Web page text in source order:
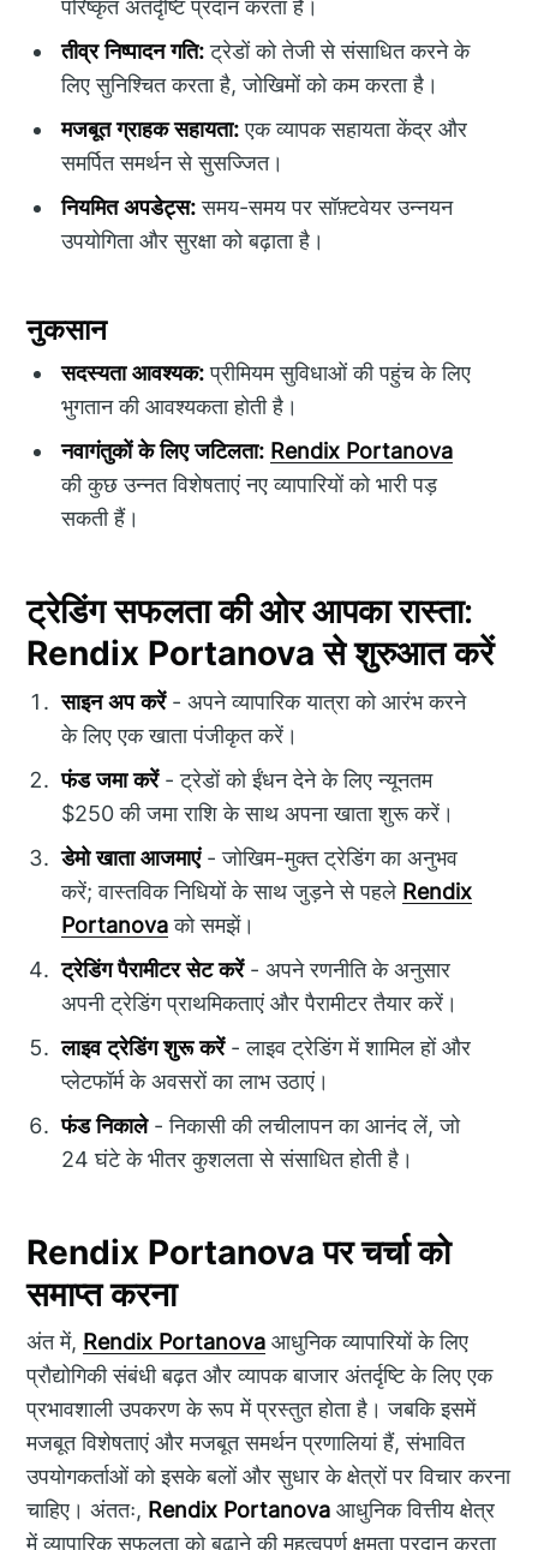
परिष्कृत अंतर्दृष्टि प्रदान करता है।
तीव्र निष्पादन गति:ट्रेडों को तेजी से संसाधित करने के
लिए सुनिश्चित करता है, जोखिमों को कम करता है।
मजबूत ग्राहक सहायता:एक व्यापक सहायता केंद्र और
समर्पित समर्थन से सुसज्जित।
नियमित अपडेट्स:समय-समय पर सॉफ़्टवेयर उन्नयन
उपयोगिता और सुरक्षा को बढ़ाता है।
नुकसान
सदस्यता आवश्यक:प्रीमियम सुविधाओं की पहुंच के लिए
भुगतान की आवश्यकता होती है।
नवागंतुकों के लिए जटिलता: Rendix Portanova
की कुछ उन्नत विशेषताएं नए व्यापारियों को भारी पड़
सकती हैं।
ट्रेडिंग सफलता की ओर आपका रास्ता:
Rendix Portanova से शुरुआत करें
साइन अप करें- अपने व्यापारिक यात्रा को आरंभ करने
के लिए एक खाता पंजीकृत करें।
फंड जमा करें- ट्रेडों को ईंधन देने के लिए न्यूनतम
$250 की जमा राशि के साथ अपना खाता शुरू करें।
डेमो खाता आजमाएं- जोखिम-मुक्त ट्रेडिंग का अनुभव
करें; वास्तविक निधियों के साथ जुड़ने से पहले Rendix
Portanovaको समझें।
ट्रेडिंग पैरामीटर सेट करें- अपने रणनीति के अनुसार
अपनी ट्रेडिंग प्राथमिकताएं और पैरामीटर तैयार करें।
लाइव ट्रेडिंग शुरू करें- लाइव ट्रेडिंग में शामिल हों और
प्लेटफॉर्म के अवसरों का लाभ उठाएं।
फंड निकाले- निकासी की लचीलापन का आनंद लें, जो
24 घंटे के भीतर कुशलता से संसाधित होती है।
Rendix Portanova पर चर्चा को
समाप्त करना
अंत में, Rendix Portanova आधुनिक व्यापारियों के लिए
प्रौद्योगिकी संबंधी बढ़त और व्यापक बाजार अंतर्दृष्टि के लिए एक
प्रभावशाली उपकरण के रूप में प्रस्तुत होता है। जबकि इसमें
मजबूत विशेषताएं और मजबूत समर्थन प्रणालियां हैं, संभावित
उपयोगकर्ताओं को इसके बलों और सुधार के क्षेत्रों पर विचार करना
चाहिए। अंततः, Rendix Portanova आधुनिक वित्तीय क्षेत्र
में व्यापारिक सफलता को बढ़ाने की महत्वपूर्ण क्षमता प्रदान करता